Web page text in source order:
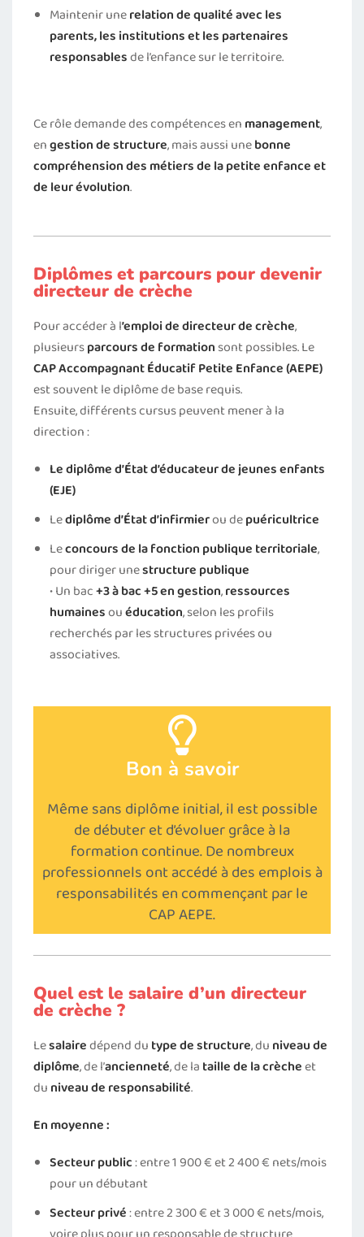
Maintenir unerelation de qualité avec les
parents, les institutions et les partenaires
responsablesde l’enfance sur le territoire.
Ce rôle demande des compétences en management,
engestion de structure, mais aussi unebonne
compréhension des métiers de la petite enfance et
de leur évolution.
Diplômes et parcours pour devenir
directeur de crèche
Pour accéder à l’emploi de directeur de crèche,
plusieursparcours de formation sont possibles. Le
CAP Accompagnant Éducatif Petite Enfance (AEPE)
est souvent le diplôme de base requis.
Ensuite, différents cursus peuvent mener à la
direction :
Le diplôme d’État d’éducateur de jeunes enfants
(EJE)
Lediplôme d’État d’infirmierou depuéricultrice
Leconcours de la fonction publique territoriale,
pour diriger unestructure publique
• Un bac+3 à bac +5 en gestion,ressources
humainesouéducation, selon les profils
recherchés par les structures privées ou
associatives.
Bon à savoir
Même sans diplôme initial, il est possible
de débuter et d’évoluer grâce à la
formation continue. De nombreux
professionnels ont accédé à des emplois à
responsabilités en commençant par le
CAP AEPE.
Quel est le salaire d’un directeur
de crèche ?
Lesalairedépend du type de structure, du niveau de
diplôme, de l’ancienneté, de la taille de la crècheet
du niveau de responsabilité.
En moyenne :
Secteur public: entre 1 900 € et 2 400 € nets/mois
pour un débutant
Secteur privé: entre 2 300 € et 3 000 € nets/mois,